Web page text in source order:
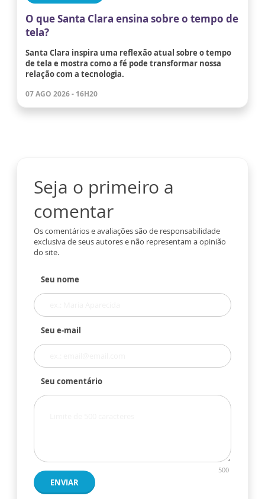
O que Santa Clara ensina sobre o tempo de
tela?
Santa Clara inspira uma reflexão atual sobre o tempo
de tela e mostra como a fé pode transformar nossa
relação com a tecnologia.
07 AGO 2026 - 16H20
Seja o primeiro a
comentar
Os comentários e avaliações são de responsabilidade
exclusiva de seus autores e não representam a opinião
do site.
Seu nome
Seu e-mail
Seu comentário
500
ENVIAR